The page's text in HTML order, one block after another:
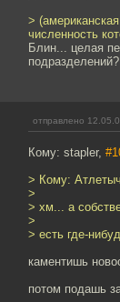
>
численность
Блин... целая
подразделений?
отправлено
Кому: stapler,
> Кому:
>
> хм... а
>
> есть где-
каментишь
потом подашь